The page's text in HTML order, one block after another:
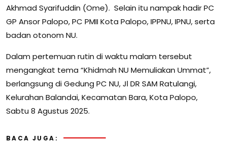
Akhmad Syarifuddin (Ome). Selain itu nampak hadir PC
GP Ansor Palopo, PC PMII Kota Palopo, IPPNU, IPNU, serta
badan otonom NU.
Dalam pertemuan rutin di waktu malam tersebut
mengangkat tema “Khidmah NU Memuliakan Ummat”,
berlangsung di Gedung PC NU, Jl DR SAM Ratulangi,
Kelurahan Balandai, Kecamatan Bara, Kota Palopo,
Sabtu 8 Agustus 2025.
BACA JUGA: